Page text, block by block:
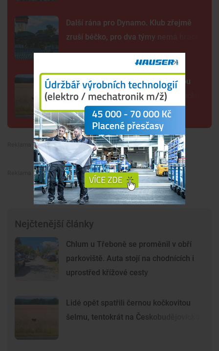
Další rána pro Dynamo. Klub zřejmě
zruší béčko, pro dva týmy nemá hráče
Lidé opět spatřili černou kočkovitou
šelmu, tentokrát na Českobudějovicku
Premium
Premium
Nejčtenější články
Chlum u Třeboně se proměnil v obří
parkoviště. Auta stojí na chodnících i
uprostřed křížové cesty
Lidé opět spatřili černou kočkovitou
šelmu, tentokrát na Českobudějovicku